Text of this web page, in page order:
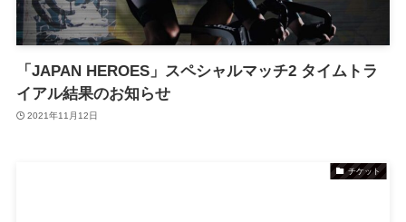
「JAPAN HEROES」スペシャルマッチ2 タイムトラ
イアル結果のお知らせ
2021年11月12日
チケット